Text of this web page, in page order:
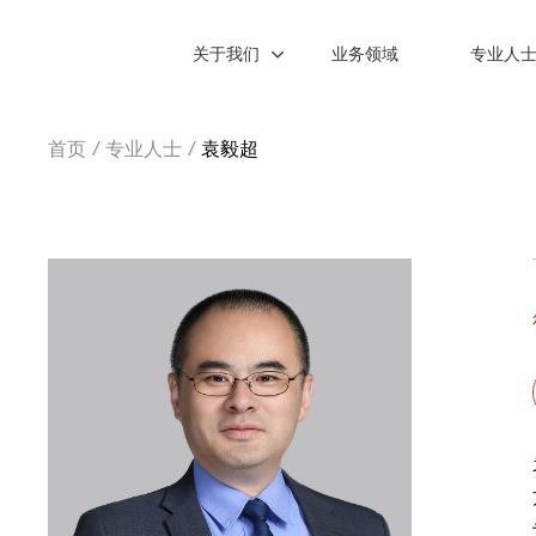
关于我们 业务领域 专业人
首页 / 专业人士 / 袁毅超